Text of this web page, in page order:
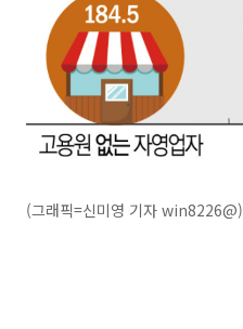
(그래픽=신미영 기자 win8226@)